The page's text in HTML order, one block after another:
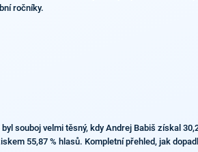
ročníky.
souboj velmi těsný, kdy Andrej Babiš získal
55,87 % hlasů. Kompletní přehled, jak